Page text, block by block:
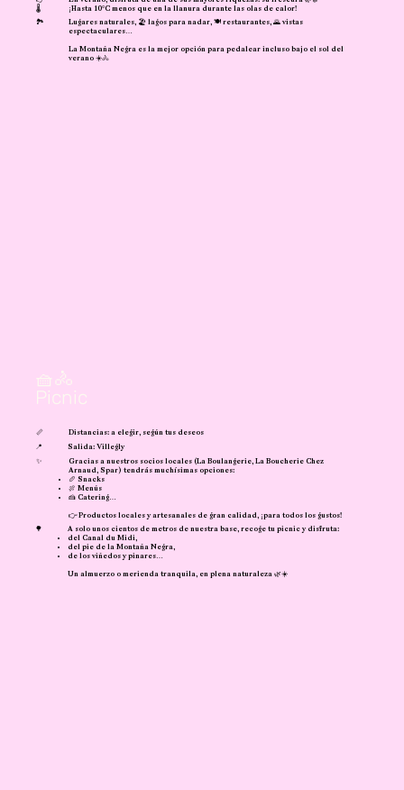
🌡️
¡Hasta 10°C menos que en la llanura durante las olas de calor!
🏞️
Lugares naturales, 🏖️ lagos para nadar, 🍽️ restaurantes, 🌄 vistas
espectaculares…
La Montaña Negra es la mejor opción para pedalear incluso bajo el sol del
verano ☀️🚴
🧺🚴
Picnic
📏
Distancias: a elegir, según tus deseos
📍
Salida: Villegly
✨
Gracias a nuestros socios locales (La Boulangerie, La Boucherie Chez
Arnaud, Spar) tendrás muchísimas opciones:
🥖 Snacks
🍖 Menús
🍰 Catering…
👉 Productos locales y artesanales de gran calidad, ¡para todos los gustos!
🌳
A solo unos cientos de metros de nuestra base, recoge tu picnic y disfruta:
del Canal du Midi,
del pie de la Montaña Negra,
de los viñedos y pinares…
Un almuerzo o merienda tranquila, en plena naturaleza 🌿☀️